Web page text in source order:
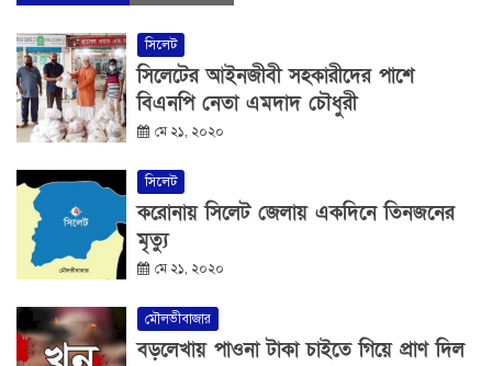
সিলেট
সিলেটের আইনজীবী সহকারীদের পাশে
বিএনপি নেতা এমদাদ চৌধুরী
মে ২১, ২০২০
সিলেট
করোনায় সিলেট জেলায় একদিনে তিনজনের
মৃত্যু
মে ২১, ২০২০
মৌলভীবাজার
বড়লেখায় পাওনা টাকা চাইতে গিয়ে প্রাণ দিল